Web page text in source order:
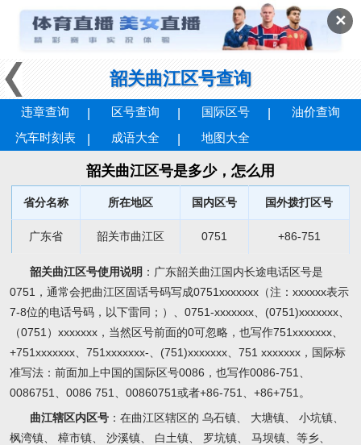
✕
韶关曲江区号查询
违章查询 区号查询 国际区号
油价查询
汽车时刻表
成语大全 地图大全
韶关曲江区号是多少，怎么用
省分名称 所在地区 国内区号 国外拨打区号
广东省 韶关市曲江区 0751 +86-751
韶关曲江区号使用说明 ：广东韶关曲江国内长途电话区号是
0751，通常会把曲江区固话号码写成0751xxxxxxx（注：xxxxxx表示
7-8位的电话号码，以下雷同；）、0751-xxxxxxx、(0751)xxxxxxx、
（0751）xxxxxxx，当然区号前面的0可忽略，也写作751xxxxxxx、
+751xxxxxxx、751xxxxxxx-、(751)xxxxxxx、751 xxxxxxx，国际标
准写法：前面加上中国的国际区号0086，也写作0086-751、
0086751、0086 751、00860751或者+86-751、+86+751。
曲江辖区内区号：在曲江区辖区的 乌石镇、 大塘镇、 小坑镇、
枫湾镇、 樟市镇、 沙溪镇、 白土镇、 罗坑镇、 马坝镇、等乡、